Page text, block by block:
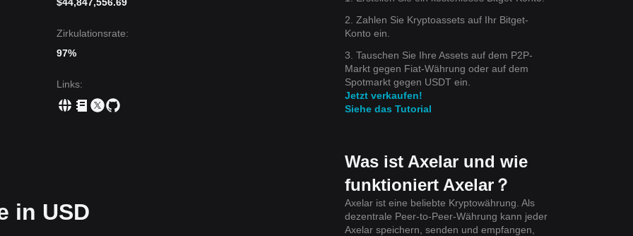
Zirkulationsrate:
97%
Links:
in USD
2. Zahlen Sie Kryptoassets auf Ihr Bitget-
Konto ein.
3. Tauschen Sie Ihre Assets auf dem P2P-
Markt gegen Fiat-Währung oder auf dem
Spotmarkt gegen USDT ein.
Jetzt verkaufen!
Siehe das Tutorial
Was ist Axelar und wie
funktioniert Axelar？
Axelar ist eine beliebte Kryptowährung. Als
dezentrale Peer-to-Peer-Währung kann jeder
Axelar speichern, senden und empfangen,